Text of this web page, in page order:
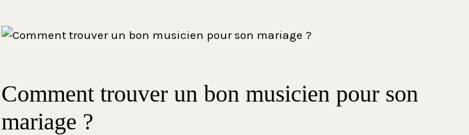
Comment trouver un bon musicien pour son
mariage ?